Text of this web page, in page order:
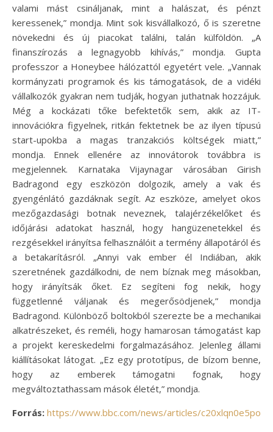
valami mást csináljanak, mint a halászat, és pénzt
keressenek,” mondja. Mint sok kisvállalkozó, ő is szeretne
növekedni és új piacokat találni, talán külföldön. „A
finanszírozás a legnagyobb kihívás,” mondja. Gupta
professzor a Honeybee hálózattól egyetért vele. „Vannak
kormányzati programok és kis támogatások, de a vidéki
vállalkozók gyakran nem tudják, hogyan juthatnak hozzájuk.
Még a kockázati tőke befektetők sem, akik az IT-
innovációkra figyelnek, ritkán fektetnek be az ilyen típusú
start-upokba a magas tranzakciós költségek miatt,”
mondja. Ennek ellenére az innovátorok továbbra is
megjelennek. Karnataka Vijaynagar városában Girish
Badragond egy eszközön dolgozik, amely a vak és
gyengénlátó gazdáknak segít. Az eszköze, amelyet okos
mezőgazdasági botnak neveznek, talajérzékelőket és
időjárási adatokat használ, hogy hangüzenetekkel és
rezgésekkel irányítsa felhasználóit a termény állapotáról és
a betakarításról. „Annyi vak ember él Indiában, akik
szeretnének gazdálkodni, de nem bíznak meg másokban,
hogy irányítsák őket. Ez segíteni fog nekik, hogy
függetlenné váljanak és megerősödjenek,” mondja
Badragond. Különböző boltokból szerezte be a mechanikai
alkatrészeket, és reméli, hogy hamarosan támogatást kap
a projekt kereskedelmi forgalmazásához. Jelenleg állami
kiállításokat látogat. „Ez egy prototípus, de bízom benne,
hogy az emberek támogatni fognak, hogy
megváltoztathassam mások életét,” mondja.
Forrás: https://www.bbc.com/news/articles/c20xlqn0e5po